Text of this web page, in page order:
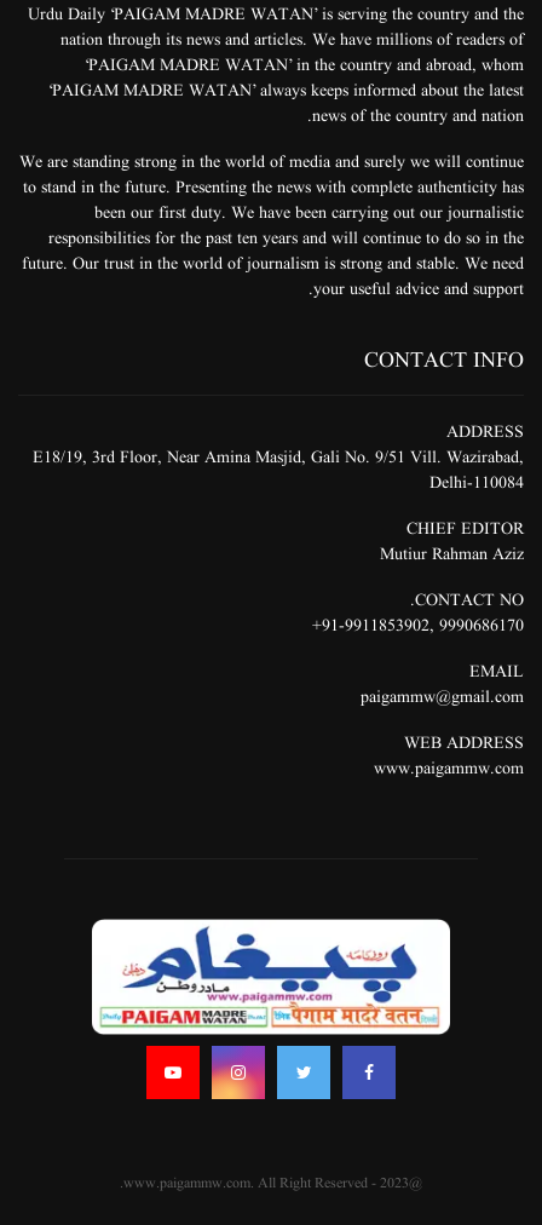
Urdu Daily ‘PAIGAM MADRE WATAN’ is serving the country and the
nation through its news and articles. We have millions of readers of
‘PAIGAM MADRE WATAN’ in the country and abroad, whom
‘PAIGAM MADRE WATAN’ always keeps informed about the latest
news of the country and nation.
We are standing strong in the world of media and surely we will continue
to stand in the future. Presenting the news with complete authenticity has
been our first duty. We have been carrying out our journalistic
responsibilities for the past ten years and will continue to do so in the
future. Our trust in the world of journalism is strong and stable. We need
your useful advice and support.
CONTACT INFO
ADDRESS
E18/19, 3rd Floor, Near Amina Masjid, Gali No. 9/51 Vill. Wazirabad,
Delhi-110084
CHIEF EDITOR
Mutiur Rahman Aziz
CONTACT NO.
9990686170
,
91-9911853902+
EMAIL
paigammw@gmail.com
WEB ADDRESS
www.paigammw.com
@2023 - www.paigammw.com. All Right Reserved.